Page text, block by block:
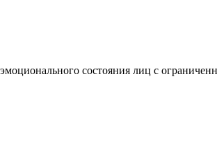
состояния лиц с